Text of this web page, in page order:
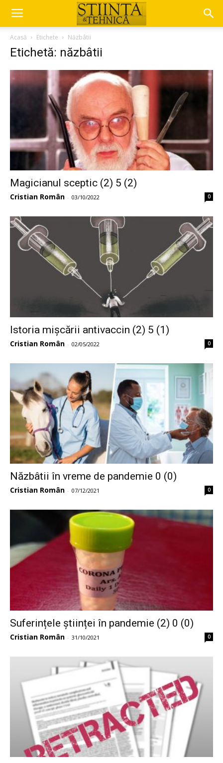
Acasă Etichete Năzbâtii
Etichetă: năzbâtii
Magicianul sceptic (2) 5 (2)
Cristian Român - 03/10/2022 0
Istoria mișcării antivaccin (2) 5 (1)
Cristian Român - 02/05/2022 0
Năzbâtii în vreme de pandemie 0 (0)
Cristian Român - 07/12/2021 0
Suferințele științei în pandemie (2) 0 (0)
Cristian Român - 31/10/2021 0